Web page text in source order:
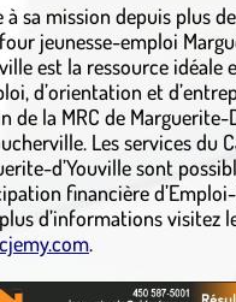
à sa mission depuis plus de
jeunesse-emploi
est la ressource idéale
d’orientation et
de la MRC de Marguerite-
Les services du
d’Youville sont
financière
d’informations visitez
.